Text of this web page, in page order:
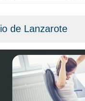
de Lanzarote